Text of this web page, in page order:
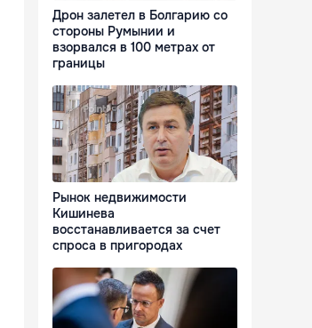
Дрон залетел в Болгарию со
стороны Румынии и
взорвался в 100 метрах от
границы
Рынок недвижимости
Кишинева
восстанавливается за счет
спроса в пригородах